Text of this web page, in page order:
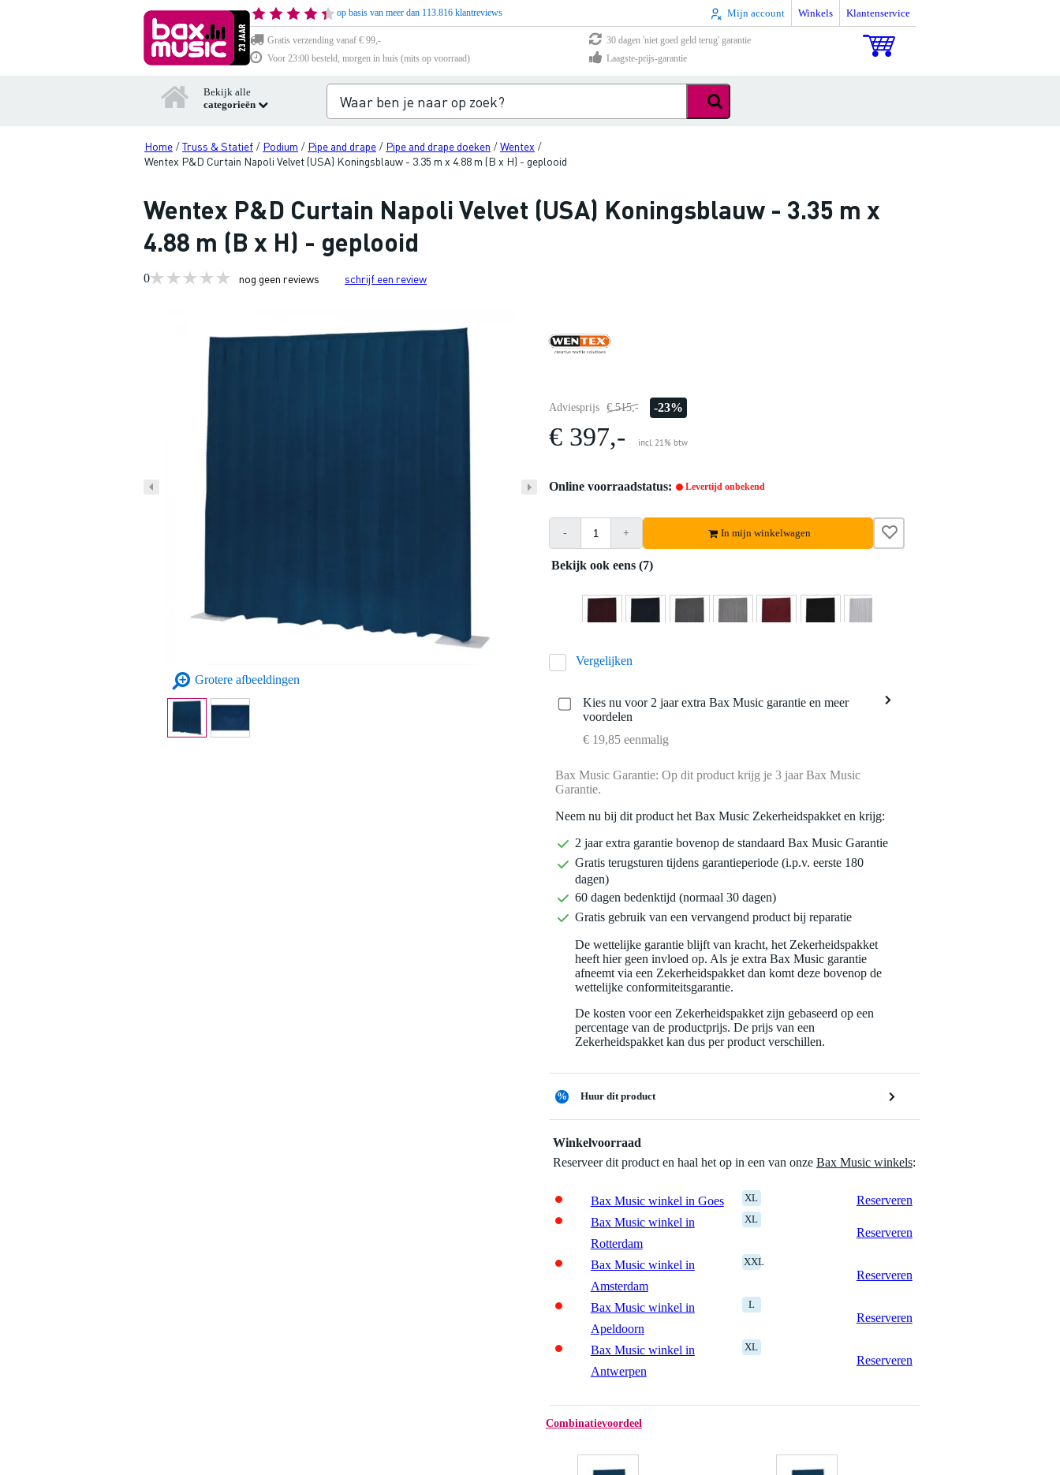
op basis van meer dan 113.816 klantreviews Mijn account Winkels Klantenservice
Gratis verzending vanaf € 99,-
30 dagen 'niet goed geld terug' garantie
Voor 23:00 besteld, morgen in huis (mits op voorraad)
Laagste-prijs-garantie
Bekijk alle
categorieën
Home /Truss & Statief / Podium / Pipe and drape / Pipe and drape doeken /Wentex /
Wentex P&D Curtain Napoli Velvet (USA) Koningsblauw - 3.35 m x 4.88 m (B x H) - geplooid
Wentex P&D Curtain Napoli Velvet (USA) Koningsblauw - 3.35 m x
4.88 m (B x H) - geplooid
0 nog geen reviews schrijf een review
Grotere afbeeldingen
Adviesprijs € 515,- -23%
€ 397,- incl. 21% btw
Online voorraadstatus: Levertijd onbekend
- + In mijn winkelwagen
Bekijk ook eens (7)
Vergelijken
Kies nu voor 2 jaar extra Bax Music garantie en meer
voordelen
€ 19,85 eenmalig
Bax Music Garantie: Op dit product krijg je 3 jaar Bax Music
Garantie.
Neem nu bij dit product het Bax Music Zekerheidspakket en krijg:
2 jaar extra garantie bovenop de standaard Bax Music Garantie
Gratis terugsturen tijdens garantieperiode (i.p.v. eerste 180
dagen)
60 dagen bedenktijd (normaal 30 dagen)
Gratis gebruik van een vervangend product bij reparatie
De wettelijke garantie blijft van kracht, het Zekerheidspakket
heeft hier geen invloed op. Als je extra Bax Music garantie
afneemt via een Zekerheidspakket dan komt deze bovenop de
wettelijke conformiteitsgarantie.
De kosten voor een Zekerheidspakket zijn gebaseerd op een
percentage van de productprijs. De prijs van een
Zekerheidspakket kan dus per product verschillen.
% Huur dit product
Winkelvoorraad
Reserveer dit product en haal het op in een van onze Bax Music winkels:
Bax Music winkel in Goes XL
Reserveren
Bax Music winkel in
Rotterdam
XL
Reserveren
Bax Music winkel in
Amsterdam
XXL
Reserveren
Bax Music winkel in
Apeldoorn
L
Reserveren
Bax Music winkel in
Antwerpen
XL
Reserveren
Combinatievoordeel